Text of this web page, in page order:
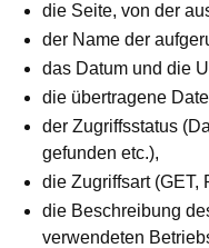
die Seite, von der
der Name der
das Datum und die
die übertragene
der Zugriffsstatus
gefunden etc.),
die Zugriffsart (GET,
die Beschreibung
verwendeten